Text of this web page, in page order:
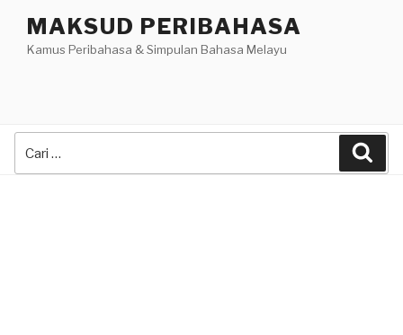
content
MAKSUD PERIBAHASA
Kamus Peribahasa & Simpulan Bahasa Melayu